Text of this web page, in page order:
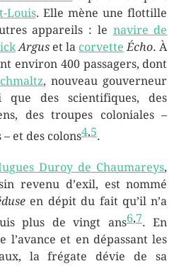
Louis. Elle mène une flottille
appareils : le navire de
Arguset la corvette Écho. À
environ 400 passagers, dont
, nouveau gouverneur
que des scientifiques, des
des troupes coloniales –
et des colons4,5.
Duroy de Chaumareys,
revenu d’exil, est nommé
en dépit du fait qu’il n’a
plus de vingt ans6,7. En
l’avance et en dépassant les
la frégate dévie de sa